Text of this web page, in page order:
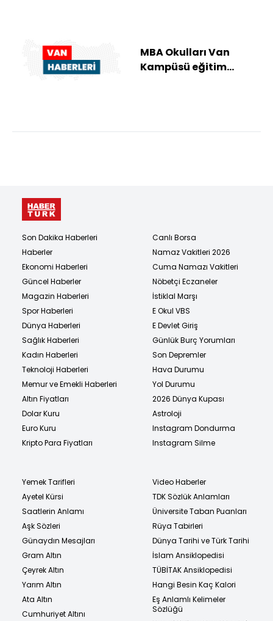
MBA Okulları Van
Kampüsü eğitim
Son Dakika Haberleri
Haberler
Ekonomi Haberleri
Güncel Haberler
Magazin Haberleri
Spor Haberleri
Dünya Haberleri
Sağlık Haberleri
Kadın Haberleri
Teknoloji Haberleri
Memur ve Emekli Haberleri
Altın Fiyatları
Dolar Kuru
Euro Kuru
Kripto Para Fiyatları
Canlı Borsa
Namaz Vakitleri 2026
Cuma Namazı Vakitleri
Nöbetçi Eczaneler
İstiklal Marşı
E Okul VBS
E Devlet Giriş
Günlük Burç Yorumları
Son Depremler
Hava Durumu
Yol Durumu
2026 Dünya Kupası
Astroloji
Instagram Dondurma
Instagram Silme
Yemek Tarifleri
Ayetel Kürsi
Saatlerin Anlamı
Aşk Sözleri
Günaydın Mesajları
Gram Altın
Çeyrek Altın
Yarım Altın
Ata Altın
Cumhuriyet Altını
Video Haberler
TDK Sözlük Anlamları
Üniversite Taban Puanları
Rüya Tabirleri
Dünya Tarihi ve Türk Tarihi
İslam Ansiklopedisi
TÜBİTAK Ansiklopedisi
Hangi Besin Kaç Kalori
Eş Anlamlı Kelimeler
Sözlüğü